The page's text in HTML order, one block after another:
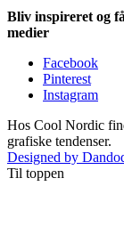
Bliv inspireret og
medier
Facebook
Pinterest
Instagram
Hos Cool Nordic
grafiske tendenser.
Designed by
Til toppen